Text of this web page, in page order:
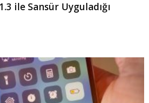
ile Sansür Uyguladığı